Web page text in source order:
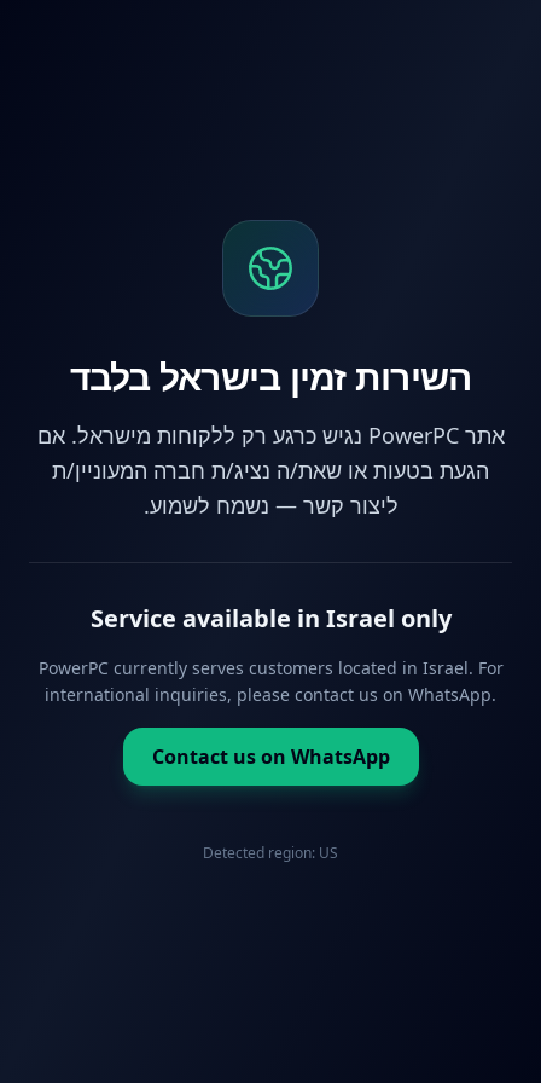
השירות זמין בישראל בלבד
אתר PowerPC נגיש כרגע רק ללקוחות מישראל. אם
הגעת בטעות או שאת/ה נציג/ת חברה המעוניין/ת
ליצור קשר — נשמח לשמוע.
Service available in Israel only
PowerPC currently serves customers located in Israel. For
international inquiries, please contact us on WhatsApp.
Contact us on WhatsApp
Detected region: US